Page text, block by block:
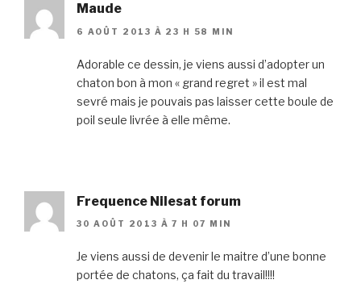
Maude
6 AOÛT 2013 À 23 H 58 MIN
Adorable ce dessin, je viens aussi d’adopter un
chaton bon à mon « grand regret » il est mal
sevré mais je pouvais pas laisser cette boule de
poil seule livrée à elle même.
Frequence Nilesat forum
30 AOÛT 2013 À 7 H 07 MIN
Je viens aussi de devenir le maitre d’une bonne
portée de chatons, ça fait du travail!!!!